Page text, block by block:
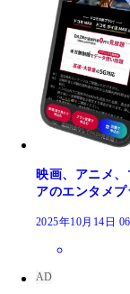
映画、アニメ
アのエンタメプ
2025年10月14日